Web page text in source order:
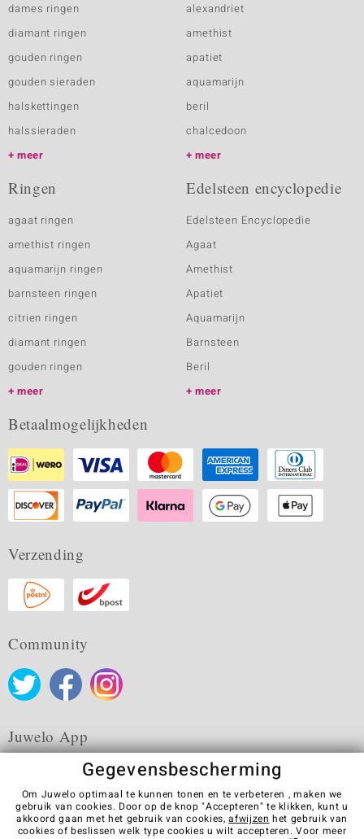
dames ringen
diamant ringen
gouden ringen
gouden sieraden
halskettingen
halssieraden
meer
alexandriet
amethist
apatiet
aquamarijn
beril
chalcedoon
meer
Ringen
agaat ringen
amethist ringen
aquamarijn ringen
barnsteen ringen
citrien ringen
diamant ringen
gouden ringen
meer
Edelsteen encyclopedie
Edelsteen Encyclopedie
Agaat
Amethist
Apatiet
Aquamarijn
Barnsteen
Beril
meer
Betaalmogelijkheden
Verzending
Community
Juwelo App
Algemene verkoopvoorwaarden Privacybeleid
Cookies
Gegevensbescherming
Om Juwelo optimaal te kunnen tonen en te verbeteren , maken we
gebruik van cookies. Door op de knop "Accepteren" te klikken, kunt u
akkoord gaan met het gebruik van cookies,afwijzen het gebruik van
cookies of beslissen welk type cookies u wilt accepteren. Voor meer